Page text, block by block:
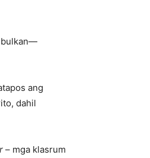
bulkan—
ang
dahil
– mga klasrum